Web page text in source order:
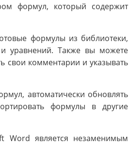
формул, который содержит
формулы из библиотеки,
уравнений. Также вы можете
свои комментарии и указывать
автоматически обновлять
формулы в другие
Word является незаменимым